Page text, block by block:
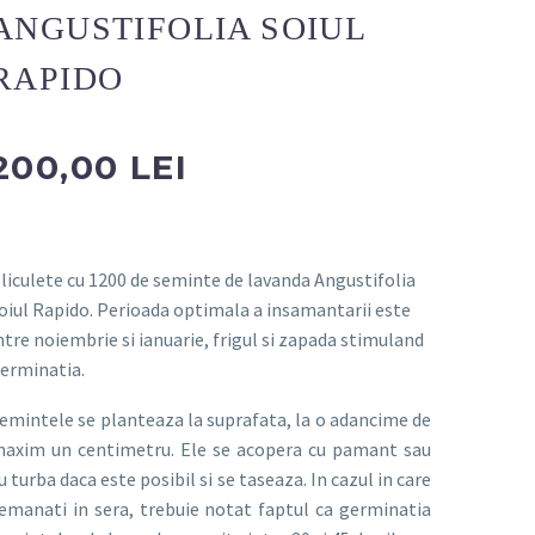
SOIUL
LEI
cu 1200 de seminte de lavanda Angustifolia
Rapido. Perioada optimala a insamantarii este
noiembrie si ianuarie, frigul si zapada stimuland
se planteaza la suprafata, la o adancime de
un centimetru. Ele se acopera cu pamant sau
turba daca este posibil si se taseaza. In cazul in care
in sera, trebuie notat faptul ca germinatia